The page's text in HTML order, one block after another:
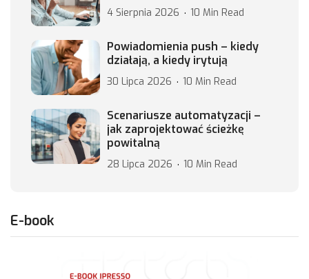
4 Sierpnia 2026 10 Min Read
Powiadomienia push – kiedy
działają, a kiedy irytują
30 Lipca 2026 10 Min Read
Scenariusze automatyzacji –
jak zaprojektować ścieżkę
powitalną
28 Lipca 2026 10 Min Read
E-book